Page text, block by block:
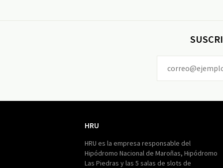
HRU
HRU es la empresa responsable del
Hipódromo Nacional de Maroñas, Hipódromo
Las Piedras y las 5 salas de slots de